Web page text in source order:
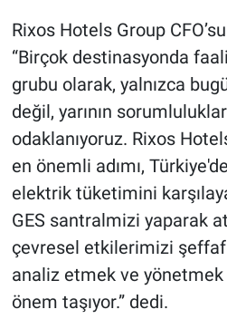
Rixos Hotels Group
“Birçok destinasyonda
grubu olarak, yalnızca
değil, yarının
odaklanıyoruz. Rixos
en önemli adımı,
elektrik tüketimini
GES santralmizi yaparak
çevresel etkilerimizi
analiz etmek ve
önem taşıyor.” dedi.